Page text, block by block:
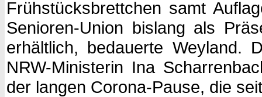
Frühstücksbrettchen samt
Senioren-Union bislang als
erhältlich, bedauerte Weyland.
NRW-Ministerin Ina
der langen Corona-Pause, die